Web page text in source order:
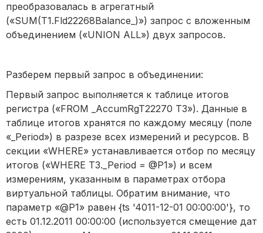
преобразовалась в агрегатный
(«SUM(T1.Fld22268Balance_)») запрос с вложенным
объединением («UNION ALL») двух запросов.
Разберем первый запрос в объединении:
Первый запрос выполняется к таблице итогов
регистра («FROM _AccumRgT22270 T3»). Данные в
таблице итогов хранятся по каждому месяцу (поле
«_Period») в разрезе всех измерений и ресурсов. В
секции «WHERE» устанавливается отбор по месяцу
итогов («WHERE T3._Period = @P1») и всем
измерениям, указанным в параметрах отбора
виртуальной таблицы. Обратим внимание, что
параметр «@P1» равен {ts '4011-12-01 00:00:00'}, то
есть 01.12.2011 00:00:00 (используется смещение дат